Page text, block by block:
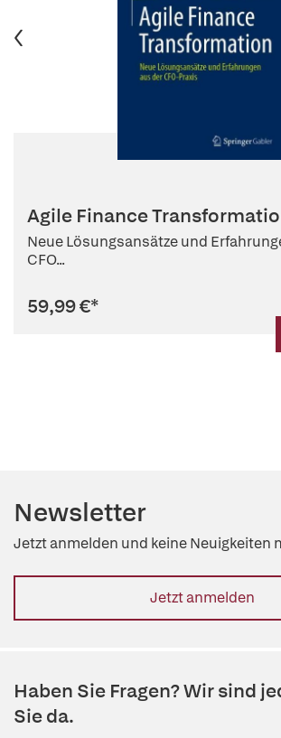
Agile Finance
Neue Lösungsansätze und
CFO...
59,99 €*
Newsletter
Jetzt anmelden und keine Neuigkeiten
Jetzt anmelden
Haben Sie Fragen? Wir sind
Sie da.